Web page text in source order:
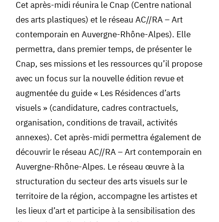
Cet après-midi réunira le Cnap (Centre national
des arts plastiques) et le réseau AC//RA – Art
contemporain en Auvergne-Rhône-Alpes). Elle
permettra, dans premier temps, de présenter le
Cnap, ses missions et les ressources qu’il propose
avec un focus sur la nouvelle édition revue et
augmentée du guide « Les Résidences d’arts
visuels » (candidature, cadres contractuels,
organisation, conditions de travail, activités
annexes). Cet après-midi permettra également de
découvrir le réseau AC//RA – Art contemporain en
Auvergne-Rhône-Alpes. Le réseau œuvre à la
structuration du secteur des arts visuels sur le
territoire de la région, accompagne les artistes et
les lieux d’art et participe à la sensibilisation des